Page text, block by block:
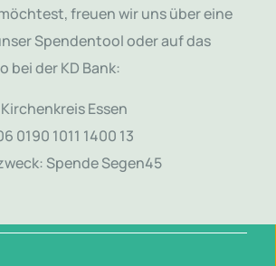
freuen wir uns über eine
Spendentool oder auf das
bei der KD Bank:
Essen
0190 1011 1400 13
Spende Segen45